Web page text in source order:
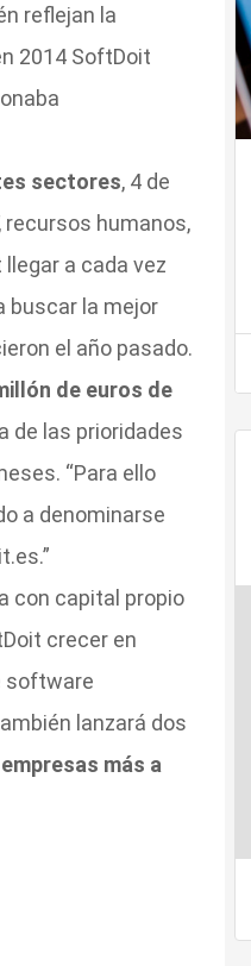
reflejan la
2014 SoftDoit
sectores, 4 de
recursos humanos,
a cada vez
buscar la mejor
el año pasado.
de euros de
de las prioridades
“Para ello
a denominarse
con capital propio
crecer en
software
lanzará dos
más a